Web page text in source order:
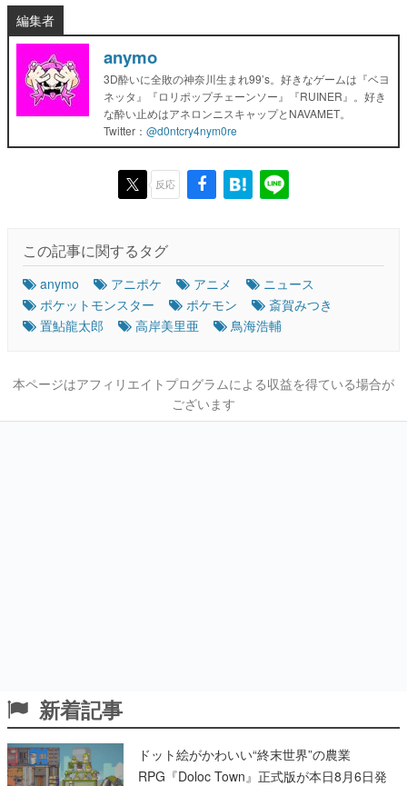
編集者
anymo
3D酔いに全敗の神奈川生まれ99’s。好きなゲームは『ベヨ
ネッタ』『ロリポップチェーンソー』『RUINER』。好き
な酔い止めはアネロンニスキャップとNAVAMET。
Twitter： @d0ntcry4nym0re
反応
この記事に関するタグ
anymo アニポケ アニメ
ニュース
ポケットモンスター
ポケモン
斎賀みつき
置鮎龍太郎
高岸美里亜 鳥海浩輔
本ページはアフィリエイトプログラムによる収益を得ている場合が
ございます
新着記事
ドット絵がかわいい“終末世界”の農業
RPG『Doloc Town』正式版が本日8月6日発